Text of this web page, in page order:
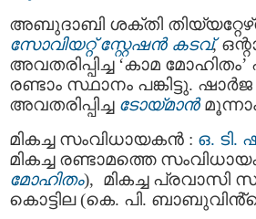
അബുദാബി ശക്തി
സോവിയറ്റ് സ്റ്റേഷൻ കടവ്,
അവതരിപ്പിച്ച ‘കാമ
രണ്ടാം സ്ഥാനം പങ്കിട്ടു.
അവതരിപ്പിച്ച ടോയ്‌മാൻ
മികച്ച സംവിധായകൻ : ഒ.
മികച്ച രണ്ടാമത്തെ
മോഹിതം), മികച്ച പ്രവാസി
കൊട്ടില (കെ. പി.